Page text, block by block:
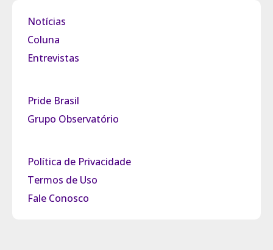
Notícias
Coluna
Entrevistas
Pride Brasil
Grupo Observatório
Política de Privacidade
Termos de Uso
Fale Conosco